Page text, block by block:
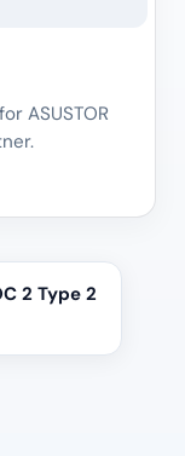
ASUSTOR
2 Type 2